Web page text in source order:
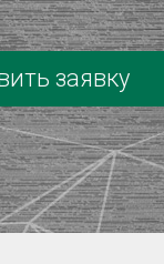
заявку